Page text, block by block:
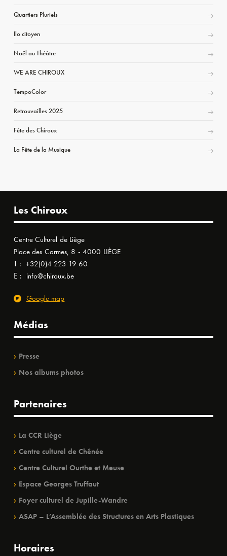
Quartiers Pluriels
Ilo citoyen
Noël au Théâtre
WE ARE CHIROUX
TempoColor
Retrouvailles 2025
Fête des Chiroux
La Fête de la Musique
Les Chiroux
Centre Culturel de Liège
Place des Carmes, 8 - 4000 LIÈGE
T : +32(0)4 223 19 60
E : info@chiroux.be
Google map
Médias
Presse
Nos albums photos
Partenaires
La CCR Liège
Centre culturel de Chênée
Centre Culturel Ourthe et Meuse
Espace Georges Truffaut
Foyer culturel de Jupille-Wandre
ASAP – L’Assemblée des Structures en Arts Plastiques
Horaires